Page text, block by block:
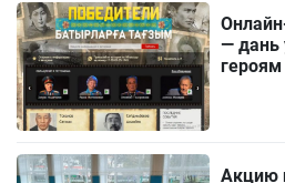
— дань
Акцию